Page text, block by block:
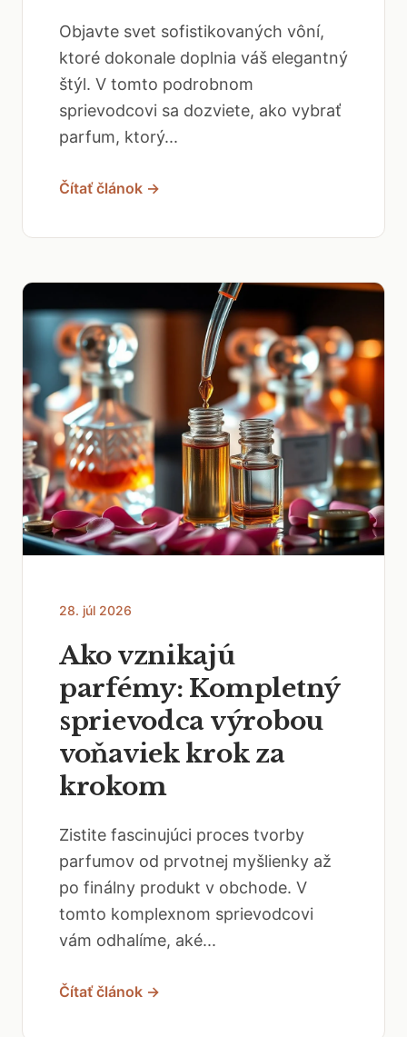
Objavte svet sofistikovaných vôní,
ktoré dokonale doplnia váš elegantný
štýl. V tomto podrobnom
sprievodcovi sa dozviete, ako vybrať
parfum, ktorý...
Čítať článok →
28. júl 2026
Ako vznikajú
parfémy: Kompletný
sprievodca výrobou
voňaviek krok za
krokom
Zistite fascinujúci proces tvorby
parfumov od prvotnej myšlienky až
po finálny produkt v obchode. V
tomto komplexnom sprievodcovi
vám odhalíme, aké...
Čítať článok →